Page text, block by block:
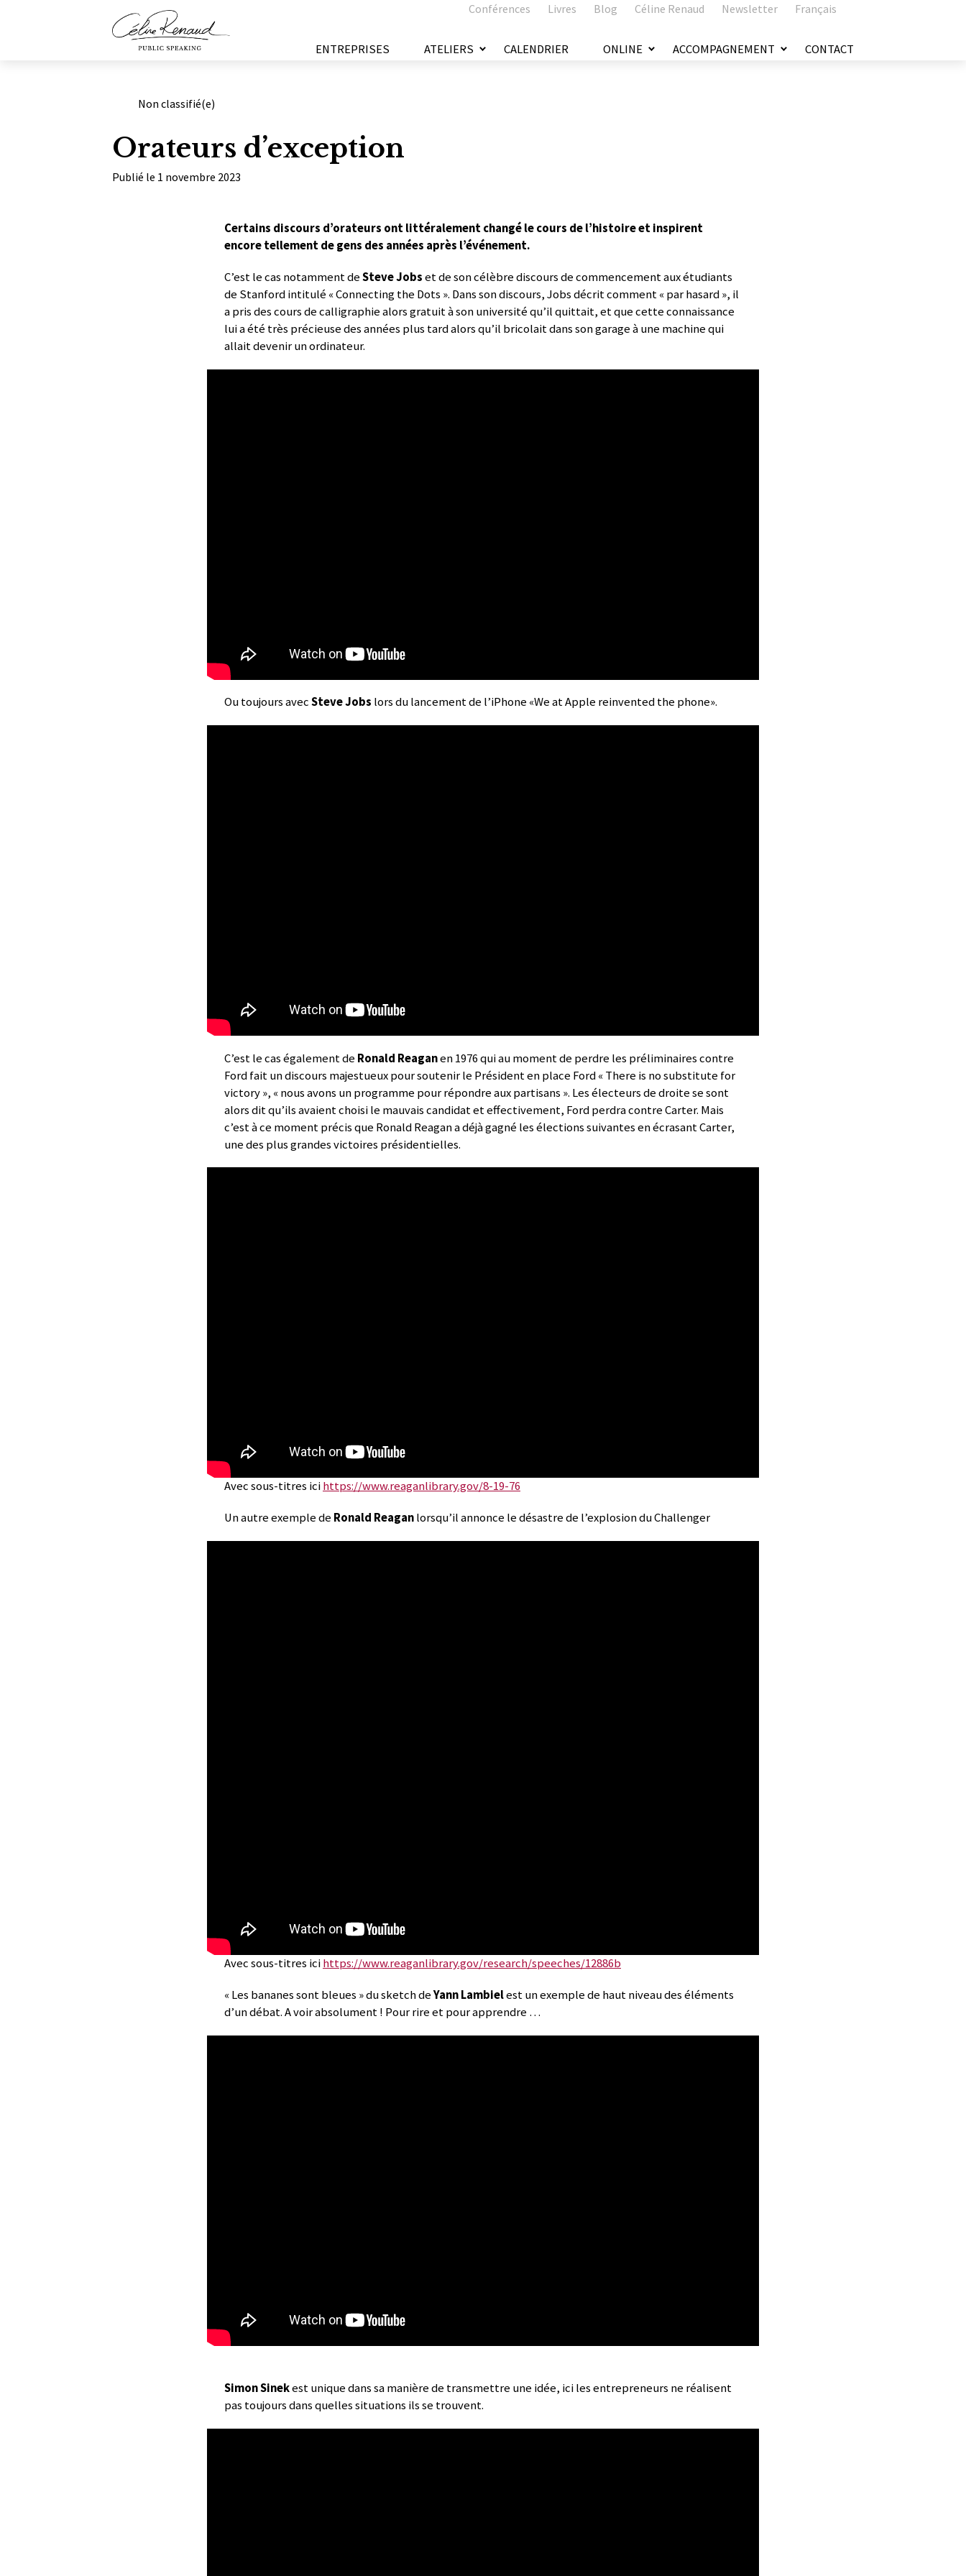
ENTREPRISES ATELIERS CALENDRIER ONLINE ACCOMPAGNEMENT CONTACT
Conférences Livres Blog Céline Renaud Newsletter Français
Catégories
Non classifié(e)
Orateurs d’exception
Publié le 1 novembre 2023
Certains discours d’orateurs ont littéralement changé le cours de l’histoire et inspirent
encore tellement de gens des années après l’événement.
C’est le cas notamment deSteve Jobset de son célèbre discours de commencement aux étudiants
de Stanford intitulé « Connecting the Dots ». Dans son discours, Jobs décrit comment « par hasard », il
a pris des cours de calligraphie alors gratuit à son université qu’il quittait, et que cette connaissance
lui a été très précieuse des années plus tard alors qu’il bricolait dans son garage à une machine qui
allait devenir un ordinateur.
Ou toujours avecSteve Jobs lors du lancement de l’iPhone «We at Apple reinvented the phone».
C’est le cas également de Ronald Reaganen 1976 qui au moment de perdre les préliminaires contre
Ford fait un discours majestueux pour soutenir le Président en place Ford « There is no substitute for
victory », « nous avons un programme pour répondre aux partisans ». Les électeurs de droite se sont
alors dit qu’ils avaient choisi le mauvais candidat et effectivement, Ford perdra contre Carter. Mais
c’est à ce moment précis que Ronald Reagan a déjà gagné les élections suivantes en écrasant Carter,
une des plus grandes victoires présidentielles.
Avec sous-titres icihttps://www.reaganlibrary.gov/8-19-76
Un autre exemple de Ronald Reaganlorsqu’il annonce le désastre de l’explosion du Challenger
Avec sous-titres icihttps://www.reaganlibrary.gov/research/speeches/12886b
« Les bananes sont bleues » du sketch deYann Lambielest un exemple de haut niveau des éléments
d’un débat. A voir absolument ! Pour rire et pour apprendre …
Simon Sinekest unique dans sa manière de transmettre une idée, ici les entrepreneurs ne réalisent
pas toujours dans quelles situations ils se trouvent.